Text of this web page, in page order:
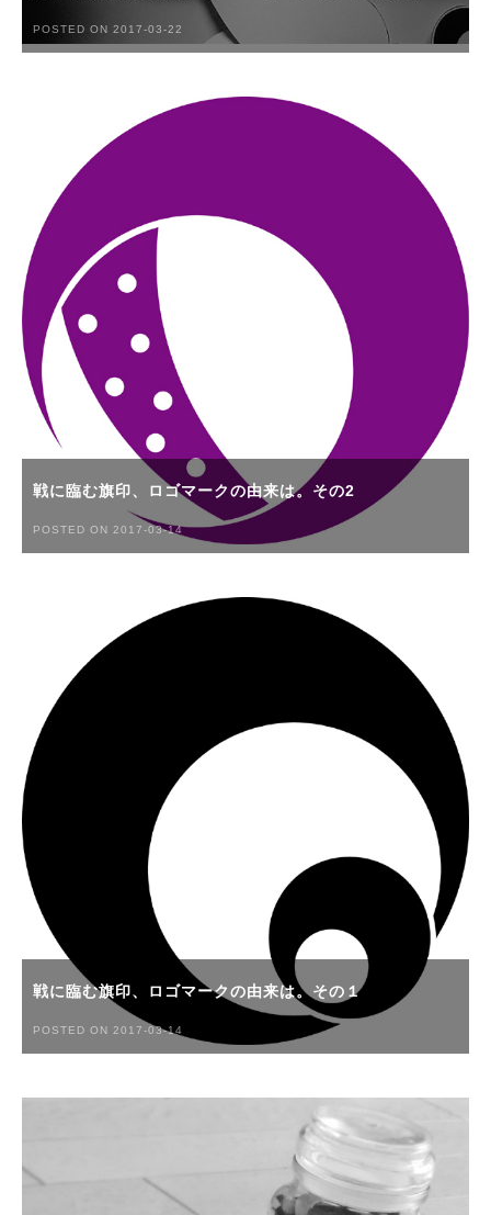
POSTED ON 2017-03-22
戦に臨む旗印、ロゴマークの由来は。その2
POSTED ON 2017-03-14
戦に臨む旗印、ロゴマークの由来は。その１
POSTED ON 2017-03-14